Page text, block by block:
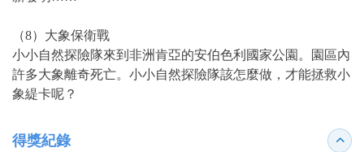
（8）大象保衛戰
小小自然探險隊來到非洲肯亞的安伯色利國家公園。園區內
許多大象離奇死亡。小小自然探險隊該怎麼做，才能拯救小
象緹卡呢？
得獎紀錄 收合